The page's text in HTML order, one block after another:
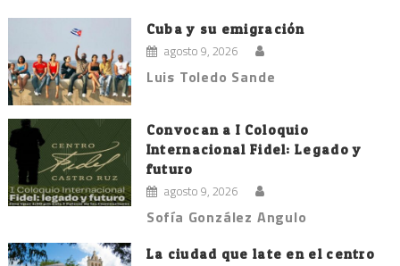
Cuba y su emigración
agosto 9, 2026
Luis Toledo Sande
Convocan a I Coloquio
Internacional Fidel: Legado y
futuro
agosto 9, 2026
Sofía González Angulo
La ciudad que late en el centro